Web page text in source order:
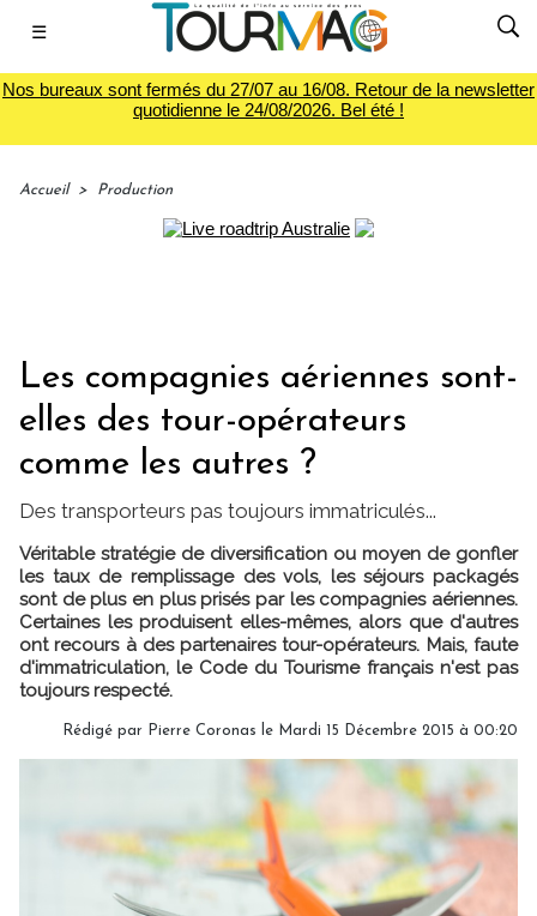
☰
Nos bureaux sont fermés du 27/07 au 16/08. Retour de la newsletter
quotidienne le 24/08/2026. Bel été !
Accueil > Production
Les compagnies aériennes sont-
elles des tour-opérateurs
comme les autres ?
Des transporteurs pas toujours immatriculés...
Véritable stratégie de diversification ou moyen de gonfler
les taux de remplissage des vols, les séjours packagés
sont de plus en plus prisés par les compagnies aériennes.
Certaines les produisent elles-mêmes, alors que d'autres
ont recours à des partenaires tour-opérateurs. Mais, faute
d'immatriculation, le Code du Tourisme français n'est pas
toujours respecté.
Rédigé par Pierre Coronas le Mardi 15 Décembre 2015 à 00:20